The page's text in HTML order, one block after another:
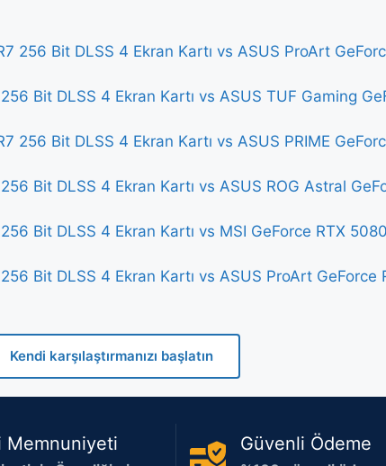
256 Bit DLSS 4 Ekran Kartı vs ASUS ProArt
Bit DLSS 4 Ekran Kartı vs ASUS TUF Gaming
256 Bit DLSS 4 Ekran Kartı vs ASUS PRIME
Bit DLSS 4 Ekran Kartı vs ASUS ROG Astral
Bit DLSS 4 Ekran Kartı vs MSI GeForce RTX
Bit DLSS 4 Ekran Kartı vs ASUS ProArt GeForce
Kendi karşılaştırmanızı başlatın
Memnuniyeti Güvenli Ödeme